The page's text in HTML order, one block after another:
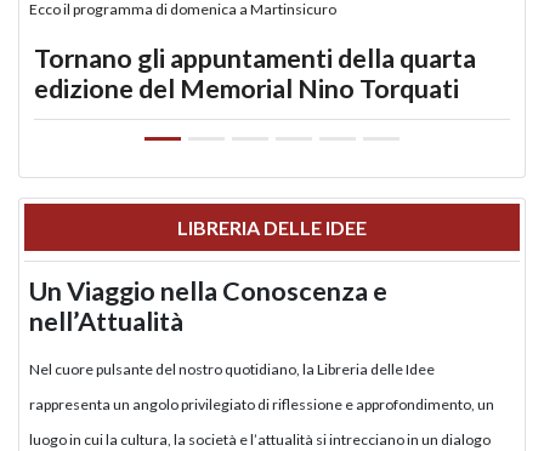
Ecco il programma di domenica a Martinsicuro
Tornano gli appuntamenti della quarta
edizione del Memorial Nino Torquati
LIBRERIA DELLE IDEE
Un Viaggio nella Conoscenza e
nell’Attualità
Nel cuore pulsante del nostro quotidiano, la Libreria delle Idee
rappresenta un angolo privilegiato di riflessione e approfondimento, un
luogo in cui la cultura, la società e l’attualità si intrecciano in un dialogo